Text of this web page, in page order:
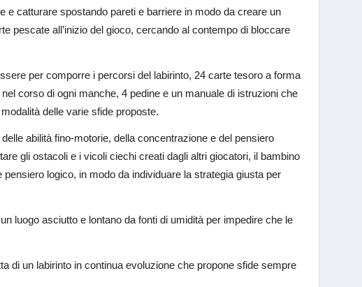
catturare spostando pareti e barriere in modo da creare un
pescate all’inizio del gioco, cercando al contempo di bloccare
per comporre i percorsi del labirinto, 24 carte tesoro a forma
corso di ogni manche, 4 pedine e un manuale di istruzioni che
delle varie sfide proposte.
abilità fino-motorie, della concentrazione e del pensiero
gli ostacoli e i vicoli ciechi creati dagli altri giocatori, il bambino
logico, in modo da individuare la strategia giusta per
luogo asciutto e lontano da fonti di umidità per impedire che le
di un labirinto in continua evoluzione che propone sfide sempre